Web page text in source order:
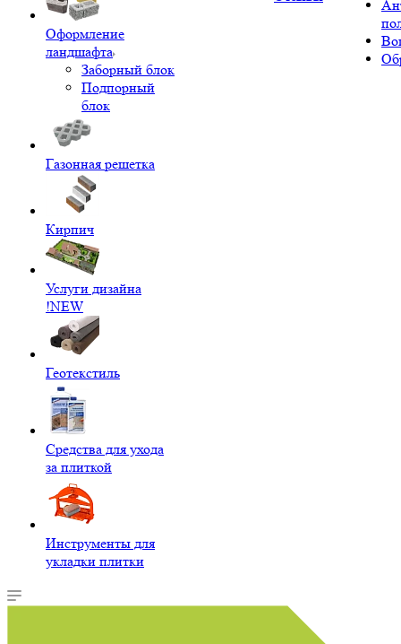
Оформление
ландшафта
Заборный блок
Подпорный
блок
Газонная решетка
Кирпич
Услуги дизайна
!NEW
Геотекстиль
Средства для ухода
за плиткой
Инструменты для
укладки плитки